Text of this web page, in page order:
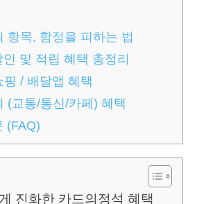
항목, 함정을 피하는 법
및 적립 혜택 총정리
핑 / 배달앱 혜택
(교통/통신/카페) 혜택
(FAQ)
진화한 카드의정석 혜택